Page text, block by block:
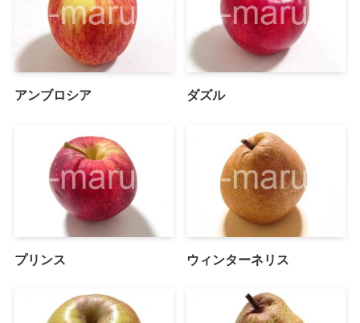
アンブロシア ダズル
プリンス ウィンターネリス